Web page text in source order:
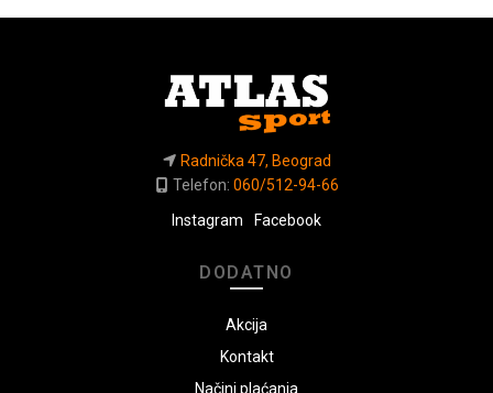
Radnička 47, Beograd
Telefon: 060/512-94-66
Instagram
Facebook
DODATNO
Akcija
Kontakt
Načini plaćanja